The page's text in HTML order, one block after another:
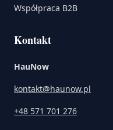
Współpraca B2B
Kontakt
HauNow
kontakt@haunow.pl
+48 571 701 276